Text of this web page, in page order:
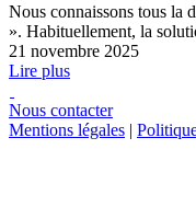
Nous connaissons tous la
». Habituellement, la
21 novembre 2025
Lire plus
Nous contacter
Mentions légales |